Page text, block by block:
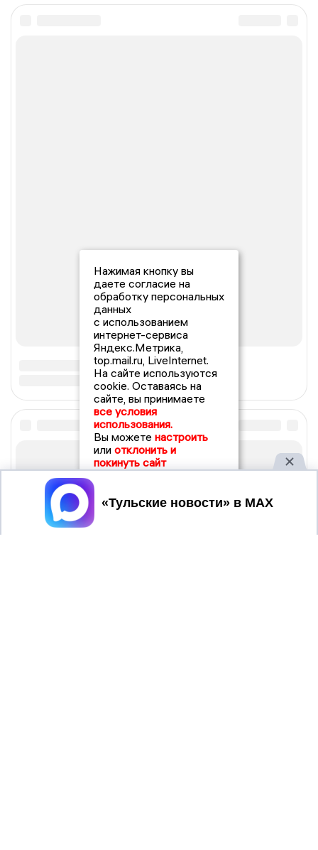
Нажимая кнопку вы
даете согласие на
обработку персональных
данных
с использованием
интернет-сервиса
Яндекс.Метрика,
top.mail.ru, LiveInternet.
На сайте используются
cookie. Оставаясь на
сайте, вы принимаете
все условия
использования.
Вы можете настроить
или отклонить и
покинуть сайт
Принять